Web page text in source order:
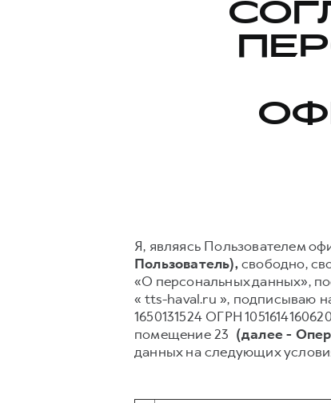
Я, являясь Пользователем
Пользователь),свободно,
«О персональных данных»,
« tts-haval.ru », подписываю
1650131524 ОГРН
помещение 23 (далее -
данных на следующих